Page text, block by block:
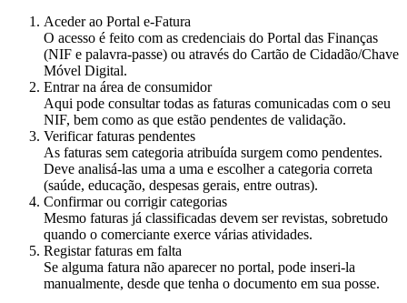
Aceder ao Portal e-Fatura
O acesso é feito com as credenciais do Portal das Finanças
(NIF e palavra-passe) ou através do Cartão de Cidadão/Chave
Móvel Digital.
Entrar na área de consumidor
Aqui pode consultar todas as faturas comunicadas com o seu
NIF, bem como as que estão pendentes de validação.
Verificar faturas pendentes
As faturas sem categoria atribuída surgem como pendentes.
Deve analisá-las uma a uma e escolher a categoria correta
(saúde, educação, despesas gerais, entre outras).
Confirmar ou corrigir categorias
Mesmo faturas já classificadas devem ser revistas, sobretudo
quando o comerciante exerce várias atividades.
Registar faturas em falta
Se alguma fatura não aparecer no portal, pode inseri-la
manualmente, desde que tenha o documento em sua posse.